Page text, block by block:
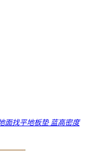
面找平地板垫 蓝高密度